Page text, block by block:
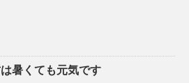
暑くても元気です